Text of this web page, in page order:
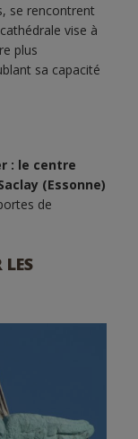
se rencontrent
vise à
plus
sa capacité
: le centre
(Essonne)
de
LES